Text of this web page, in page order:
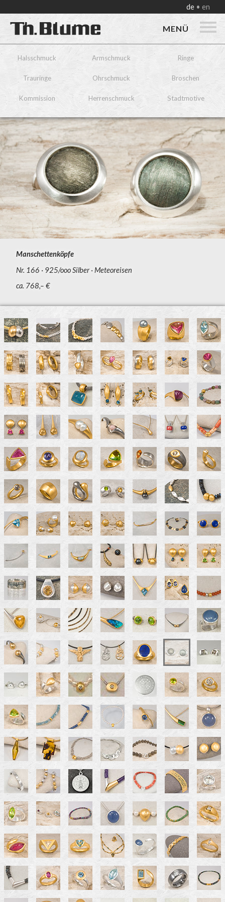
de en
MENÜ
Halsschmuck Armschmuck Ringe
Trauringe Ohrschmuck Broschen
Kommission Herrenschmuck Stadtmotive
Manschettenköpfe
Nr. 166
925/ooo Silber Meteoreisen
ca. 768,– €